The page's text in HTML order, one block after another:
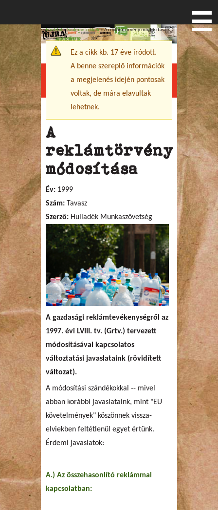
Menu
Jelenlegi hely
Főoldal»Szakmai cikkek» A reklámtörvény módosítása
Figyelmeztető üzenet
Ez a cikk kb. 17 éve íródott.
A benne szereplő információk
a megjelenés idején pontosak
voltak, de mára elavultak
lehetnek.
A
reklámtörvény
módosítása
Év: 1999
Szám: Tavasz
Szerző: Hulladék Munkaszövetség
A gazdasági reklámtevékenységről az
1997. évi LVIII. tv. (Grtv.) tervezett
módosításával kapcsolatos
változtatási javaslataink (rövidített
változat).
A módosítási szándékokkal -- mivel
abban korábbi javaslataink, mint "EU
követelmények" köszönnek vissza-
elviekben feltétlenül egyet értünk.
Érdemi javaslatok:
A.) Az összehasonlító reklámmal
kapcsolatban: